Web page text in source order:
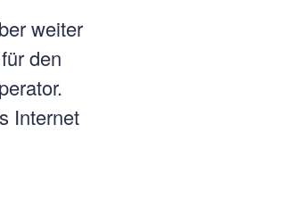
weiter
den
Internet